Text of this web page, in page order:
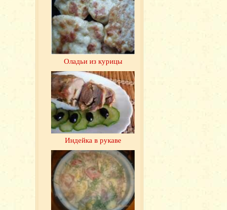
Оладьи из курицы
Индейка в рукаве